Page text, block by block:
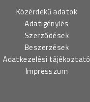
Közérdekű adatok
Adatigénylés
Szerződések
Beszerzések
Adatkezelési tájékoztató
Impresszum